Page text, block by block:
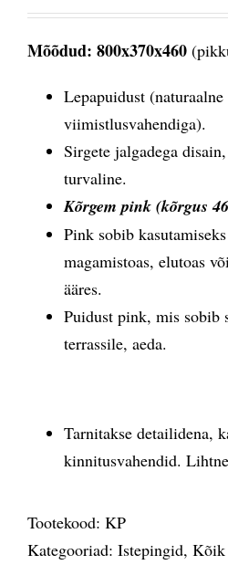
Mõõdud: 800x370x460
Lepapuidust
viimistlusvahendiga).
Sirgete jalgadega
turvaline.
Kõrgem pink (kõrgus
Pink sobib
magamistoas, elutoas
ääres.
Puidust pink, mis sobib
terrassile, aeda.
Tarnitakse detailidena,
kinnitusvahendid.
Tootekood: KP
Kategooriad: Istepingid, Kõik